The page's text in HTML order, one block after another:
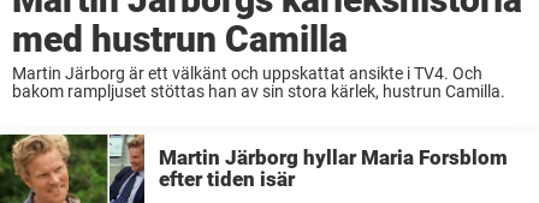
med hustrun Camilla
Martin Järborg är ett välkänt och uppskattat ansikte i TV4. Och
bakom rampljuset stöttas han av sin stora kärlek, hustrun Camilla.
Martin Järborg hyllar Maria Forsblom
efter tiden isär